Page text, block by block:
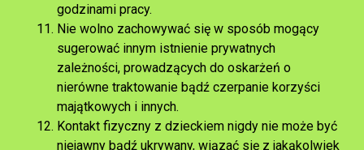
godzinami pracy.
Nie wolno zachowywać się w sposób mogący
sugerować innym istnienie prywatnych
zależności, prowadzących do oskarżeń o
nierówne traktowanie bądź czerpanie korzyści
majątkowych i innych.
Kontakt fizyczny z dzieckiem nigdy nie może być
niejawny bądź ukrywany, wiązać się z jakąkolwiek